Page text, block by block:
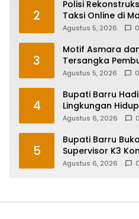
2
Polisi
Taksi Online di
Peragakan 24
Agustus 5, 2026 0
3
Motif Asmara
Tersangka
Online di Maros
Agustus 5, 2026 0
4
Bupati Barru
Lingkungan Hidup
Sulsel
Agustus 6, 2026 0
5
Bupati Barru
Supervisor K3
Zero Accident
Agustus 6, 2026 0